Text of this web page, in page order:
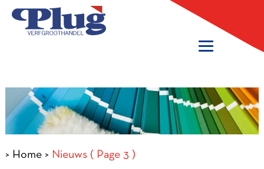
> Home> Nieuws( Page 3 )